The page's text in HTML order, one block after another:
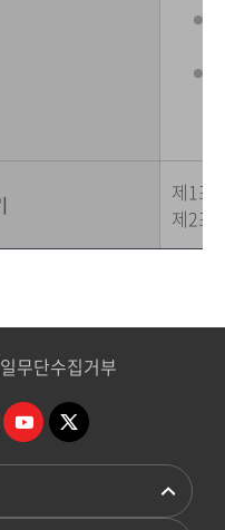
제1조
제2조
무단수집거부